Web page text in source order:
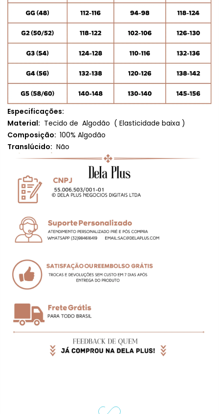
Especificações:
Material: Tecido de Algodão ( Elasticidade baixa )
Composição: 100% Algodão
Translúcido: Não